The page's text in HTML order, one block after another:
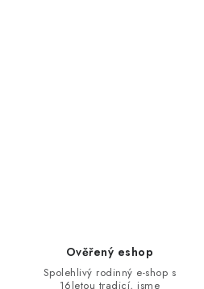
Ověřený eshop
Spolehlivý rodinný e-shop s
16letou tradicí, jsme